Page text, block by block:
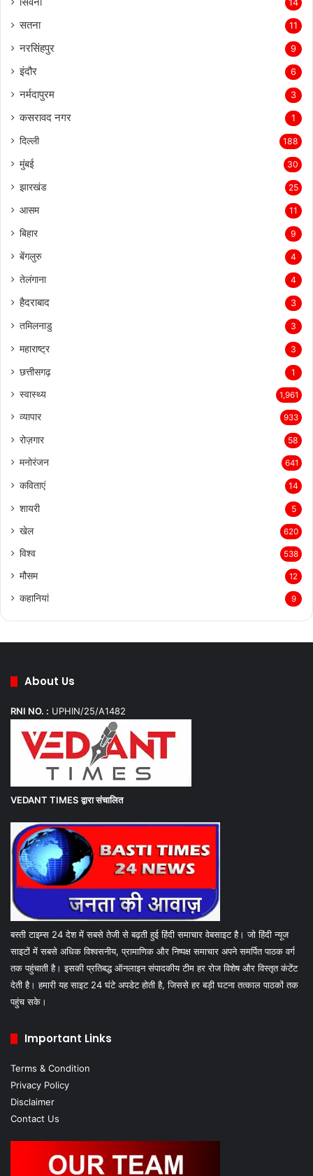
14
सतना 11
नरसिंहपुर 9
इंदौर 6
नर्मदापुरम 3
कसरावद नगर 1
दिल्ली 188
मुंबई 30
झारखंड 25
आसम 11
बिहार 9
बेंगलुरु 4
तेलंगाना 4
हैदराबाद 3
तमिलनाडु 3
महाराष्ट्र 3
छत्तीसगढ़ 1
स्वास्थ्य 1,961
व्यापार 933
रोज़गार 58
मनोरंजन 641
कविताएं 14
शायरी 5
खेल 620
विश्व 538
मौसम 12
कहानियां 9
About Us
RNI NO. : UPHIN/25/A1482
VEDANT TIMES द्वारा संचालित
बस्ती टाइम्स 24 देश में सबसे तेजी से बढ़ती हुई हिंदी समाचार वेबसाइट है। जो हिंदी न्यूज
साइटों में सबसे अधिक विश्वसनीय, प्रामाणिक और निष्पक्ष समाचार अपने समर्पित पाठक वर्ग
तक पहुंचाती है। इसकी प्रतिबद्ध ऑनलाइन संपादकीय टीम हर रोज विशेष और विस्तृत कंटेंट
देती है। हमारी यह साइट 24 घंटे अपडेट होती है, जिससे हर बड़ी घटना तत्काल पाठकों तक
पहुंच सके।
Important Links
Terms & Condition
Privacy Policy
Disclaimer
Contact Us